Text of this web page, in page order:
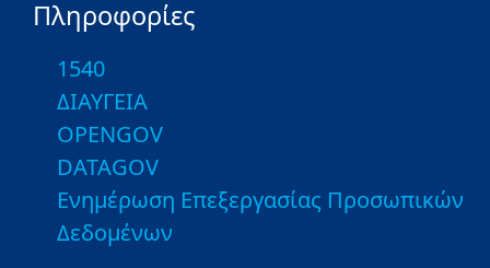
Πληροφορίες
1540
ΔΙΑΥΓΕΙΑ
OPENGOV
DATAGOV
Ενημέρωση Επεξεργασίας Προσωπικών
Δεδομένων